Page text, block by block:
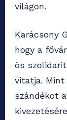
világon.
Karácsony
hogy a
ös
vitatja.
szándékot